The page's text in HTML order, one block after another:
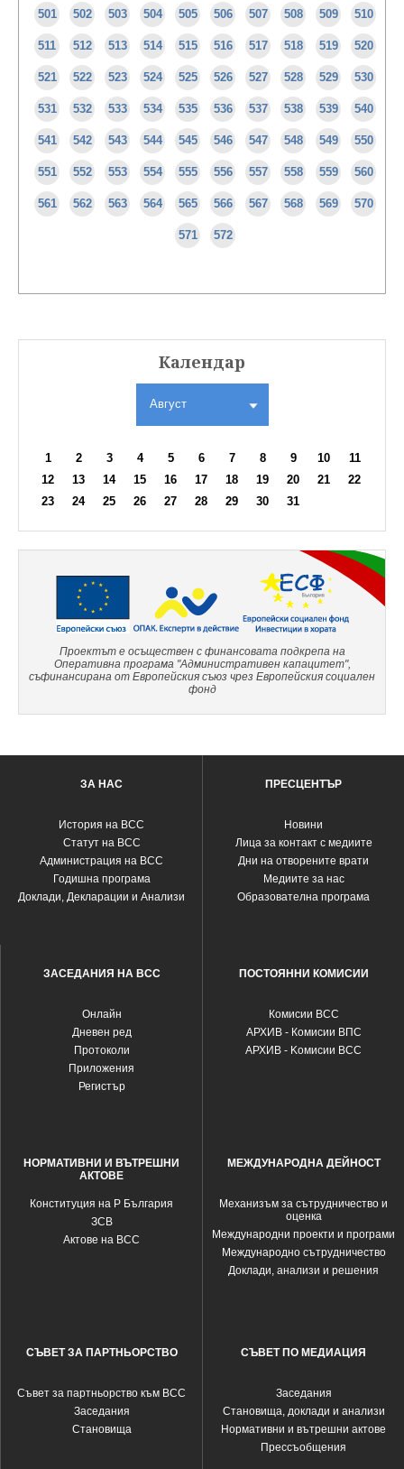
501 502 503 504 505 506 507 508 509 510
511 512 513 514 515 516 517 518 519 520
521 522 523 524 525 526 527 528 529 530
531 532 533 534 535 536 537 538 539 540
541 542 543 544 545 546 547 548 549 550
551 552 553 554 555 556 557 558 559 560
561 562 563 564 565 566 567 568 569 570
571 572
Календар
Август
1 2 3 4 5 6 7 8 9 10
11
12
13 14 15 16 17 18 19 20 21
22
23
24 25 26 27 28 29 30 31
Проектът е осъществен с финансовата подкрепа на
Оперативна програма "Административен капацитет",
съфинансирана от Европейския съюз чрез Европейския социален
фонд
ЗА НАС
История на ВСС
Статут на ВСС
Администрация на ВСС
Годишна програма
Доклади, Декларации и Анализи
ПРЕСЦЕНТЪР
Новини
Лица за контакт с медиите
Дни на отворените врати
Медиите за нас
Образователна програма
ЗАСЕДАНИЯ НА ВСС
Oнлайн
Дневен ред
Протоколи
Приложения
Регистър
ПОСТОЯННИ КОМИСИИ
Комисии ВСС
АРХИВ - Комисии ВПС
АРХИВ - Kомисии ВСС
НОРМАТИВНИ И ВЪТРЕШНИ
АКТОВЕ
Конституция на Р България
ЗСВ
Актове на ВСС
МЕЖДУНАРОДНА ДЕЙНОСТ
Механизъм за сътрудничество и
оценка
Международни проекти и програми
Международно сътрудничество
Доклади, анализи и решения
СЪВЕТ ЗА ПАРТНЬОРСТВО
Съвет за партньорство към ВСС
Заседания
Становища
СЪВЕТ ПО МЕДИАЦИЯ
Заседания
Становища, доклади и анализи
Нормативни и вътрешни актове
Прессъобщения